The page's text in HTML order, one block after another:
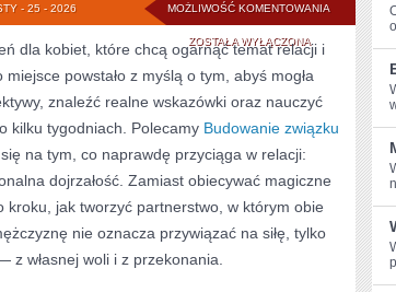
MOŻLIWOŚĆ KOMENTOWANIA ZWIĄZKI
RÓŻNYCH
KULTURACH
ZOSTAŁA WYŁĄCZONA
- 25 - 2026
dla kobiet, które chcą ogarnąć temat relacji i
powstało z myślą o tym, abyś mogła
znaleźć realne wskazówki oraz nauczyć
kilku tygodniach. Polecamy Budowanie związku
na tym, co naprawdę przyciąga w relacji:
dojrzałość. Zamiast obiecywać magiczne
jak tworzyć partnerstwo, w którym obie
nie oznacza przywiązać na siłę, tylko
z własnej woli i z przekonania.